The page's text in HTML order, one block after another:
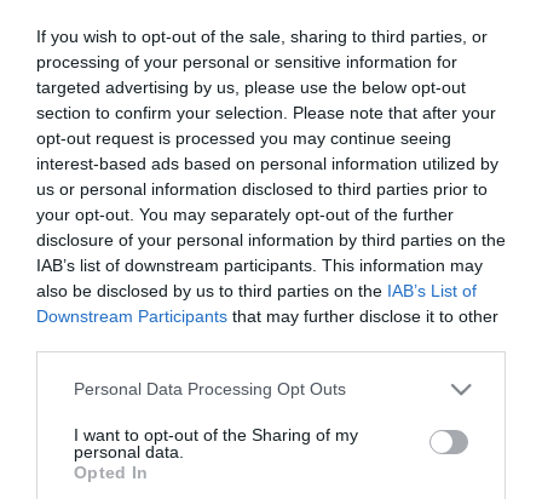
If you wish to opt-out of the sale, sharing to third parties, or
processing of your personal or sensitive information for
targeted advertising by us, please use the below opt-out
section to confirm your selection. Please note that after your
opt-out request is processed you may continue seeing
interest-based ads based on personal information utilized by
us or personal information disclosed to third parties prior to
your opt-out. You may separately opt-out of the further
disclosure of your personal information by third parties on the
IAB’s list of downstream participants. This information may
also be disclosed by us to third parties on the IAB’s List of
Downstream Participants that may further disclose it to other
Please note that this website/app uses one or more Google
not limited to your visit or usage behaviour. You may click to
grant or deny consent to Google and its third-party tags to
use your data for below specified purposes in below Google
Personal Data Processing Opt Outs
I want to opt-out of the Sharing of my
personal data.
Opted In
Κουρσκ (βίντεο)
Η ρωσική σημαία κυματίζει στο ψηλότερο σημείο της
περιοχής